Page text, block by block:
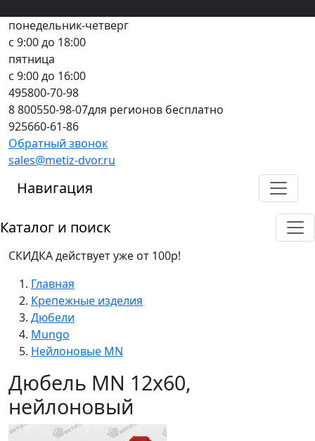
понедельник-четверг
с 9:00 до 18:00
пятница
с 9:00 до 16:00
495800-70-98
8 800550-98-07для регионов бесплатно
925660-61-86
Обратный звонок
sales@metiz-dvor.ru
Навигация
Каталог и поиск
СКИДКА действует уже от 100р!
Главная
Крепежные изделия
Дюбели
Mungo
Нейлоновые MN
Дюбель MN 12х60,
нейлоновый